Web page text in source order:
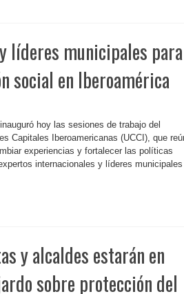
líderes municipales para
social en Iberoamérica
hoy las sesiones de trabajo del
Capitales Iberoamericanas (UCCI), que
experiencias y fortalecer las políticas
internacionales y líderes municipales
y alcaldes estarán en
sobre protección del